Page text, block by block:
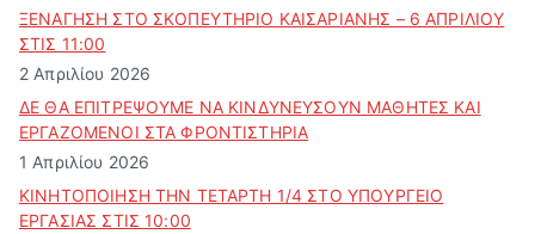
ΞΕΝΑΓΗΣΗ ΣΤΟ ΣΚΟΠΕΥΤΗΡΙΟ ΚΑΙΣΑΡΙΑΝΗΣ – 6 ΑΠΡΙΛΙΟΥ
ΣΤΙΣ 11:00
2 Απριλίου 2026
ΔΕ ΘΑ ΕΠΙΤΡΕΨΟΥΜΕ ΝΑ ΚΙΝΔΥΝΕΥΣOYN ΜΑΘΗΤΕΣ ΚΑΙ
ΕΡΓΑΖΟΜΕΝΟΙ ΣΤΑ ΦΡΟΝΤΙΣΤΗΡΙΑ
1 Απριλίου 2026
ΚΙΝΗΤΟΠΟΙΗΣΗ ΤΗΝ ΤΕΤΑΡΤΗ 1/4 ΣΤΟ ΥΠΟΥΡΓΕΙΟ
ΕΡΓΑΣΙΑΣ ΣΤΙΣ 10:00